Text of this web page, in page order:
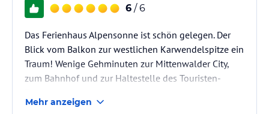
6 / 6
Das Ferienhaus Alpensonne ist schön gelegen. Der
Blick vom Balkon zur westlichen Karwendelspitze ein
Traum! Wenige Gehminuten zur Mittenwalder City,
zum Bahnhof und zur Haltestelle des Touristen-
Kleine Ausflüge nach Garmisch, Krün oder auch zum
Mehr anzeigen